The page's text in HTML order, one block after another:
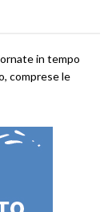
in tempo
comprese le